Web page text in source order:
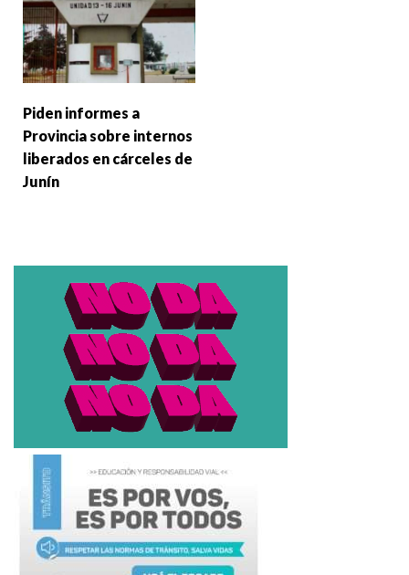
Piden informes a
Provincia sobre internos
liberados en cárceles de
Junín